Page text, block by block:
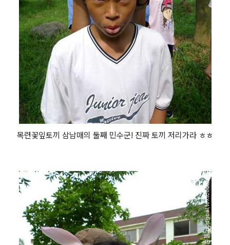
목련꽃잎토끼 삼남매의 둘째 민수군! 진짜 토끼 저리가라 ㅎㅎ